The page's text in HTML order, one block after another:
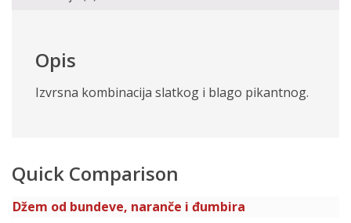
Opis
Izvrsna kombinacija slatkog i blago pikantnog.
Quick Comparison
Džem od bundeve, naranče i đumbira